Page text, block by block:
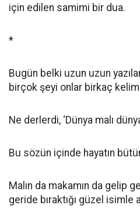
için edilen samimi bir dua.
*
Bugün belki uzun uzun
birçok şeyi onlar birkaç
Ne derlerdi, ‘Dünya malı
Bu sözün içinde hayatın
Malın da makamın da gelip
geride bıraktığı güzel isimle